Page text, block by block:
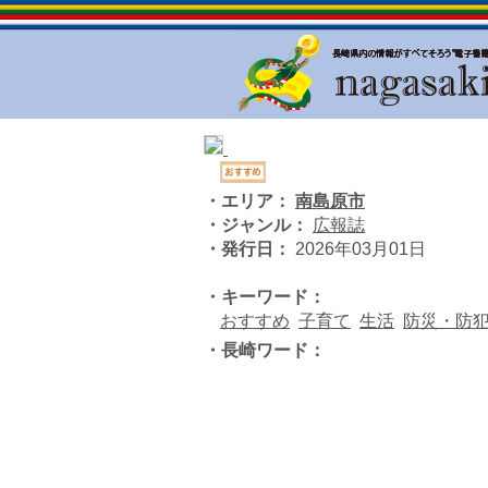
・エリア： 南島原市
・ジャンル：
広報誌
・発行日：
2026年03月01日
・キーワード：
おすすめ 子育て 生活 防災・防
・長崎ワード：